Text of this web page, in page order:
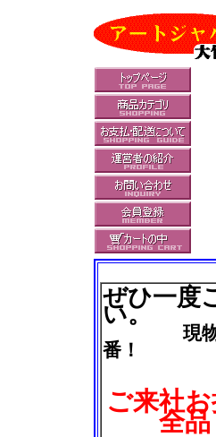
ぜひ一度
い。
現物を
番！
ご来社
全品